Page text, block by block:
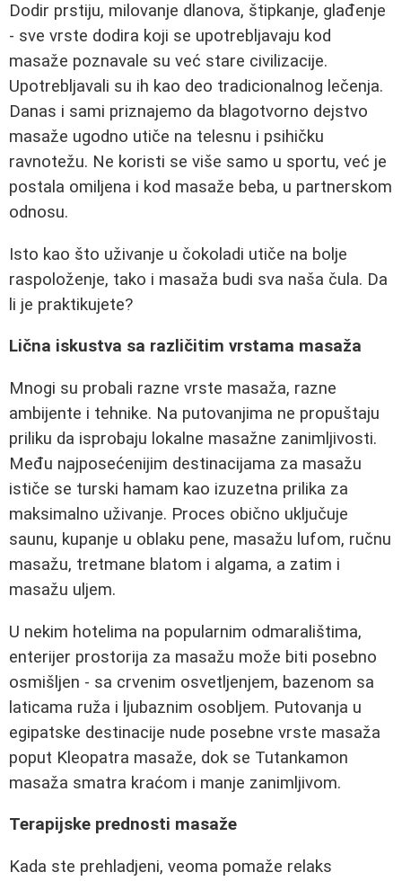
Dodir prstiju, milovanje dlanova, štipkanje, glađenje
- sve vrste dodira koji se upotrebljavaju kod
masaže poznavale su već stare civilizacije.
Upotrebljavali su ih kao deo tradicionalnog lečenja.
Danas i sami priznajemo da blagotvorno dejstvo
masaže ugodno utiče na telesnu i psihičku
ravnotežu. Ne koristi se više samo u sportu, već je
postala omiljena i kod masaže beba, u partnerskom
odnosu.
Isto kao što uživanje u čokoladi utiče na bolje
raspoloženje, tako i masaža budi sva naša čula. Da
li je praktikujete?
Lična iskustva sa različitim vrstama masaža
Mnogi su probali razne vrste masaža, razne
ambijente i tehnike. Na putovanjima ne propuštaju
priliku da isprobaju lokalne masažne zanimljivosti.
Među najposećenijim destinacijama za masažu
ističe se turski hamam kao izuzetna prilika za
maksimalno uživanje. Proces obično uključuje
saunu, kupanje u oblaku pene, masažu lufom, ručnu
masažu, tretmane blatom i algama, a zatim i
masažu uljem.
U nekim hotelima na popularnim odmaralištima,
enterijer prostorija za masažu može biti posebno
osmišljen - sa crvenim osvetljenjem, bazenom sa
laticama ruža i ljubaznim osobljem. Putovanja u
egipatske destinacije nude posebne vrste masaža
poput Kleopatra masaže, dok se Tutankamon
masaža smatra kraćom i manje zanimljivom.
Terapijske prednosti masaže
Kada ste prehladjeni, veoma pomaže relaks